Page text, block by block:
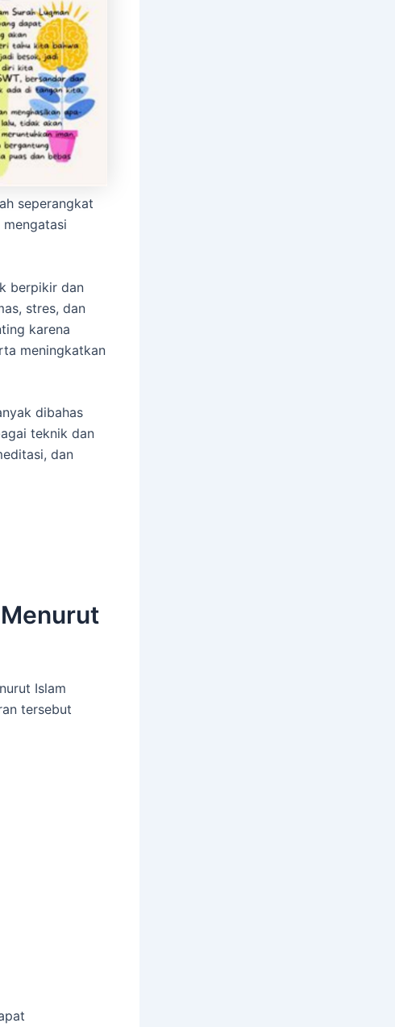
seperangkat
berpikir dan
stres, dan
karena
meningkatkan
dibahas
teknik dan
dan
Islam
tersebut